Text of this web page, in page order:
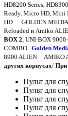
HD8200 Series,
Ready, Micro HD, Mini
HD GOLDEN MEDIA
Reloaded и Amiko
BOX 2 , UNI-BOX
COMBO Golden
8900 ALIEN AMIKO
других корпусах/ При
Пульт для
Пульт для
Пульт для
Пульт для